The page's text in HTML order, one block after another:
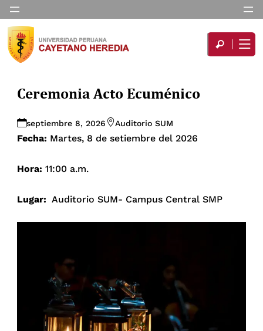
Ceremonia Acto Ecuménico
septiembre 8, 2026 Auditorio SUM
Fecha: Martes, 8 de setiembre del 2026
Hora: 11:00 a.m.
Lugar: Auditorio SUM- Campus Central SMP